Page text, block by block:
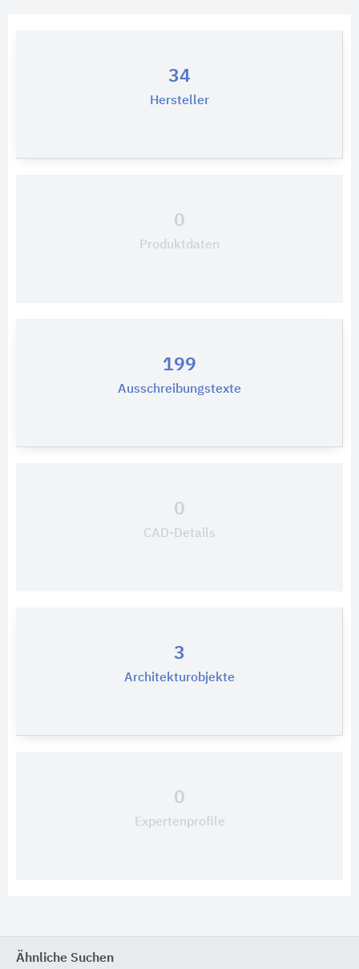
34
Hersteller
0
Produktdaten
199
Ausschreibungstexte
0
CAD-Details
3
Architekturobjekte
0
Expertenprofile
Ähnliche Suchen